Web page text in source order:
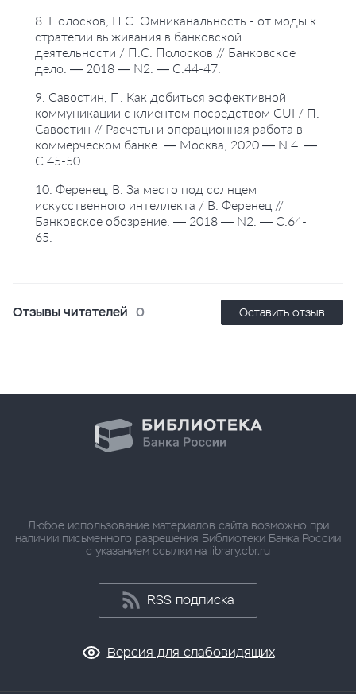
8. Полосков, П.С. Омниканальность - от моды к
стратегии выживания в банковской
деятельности / П.С. Полосков // Банковское
дело. — 2018 — N2. — С.44-47.
9. Савостин, П. Как добиться эффективной
коммуникации с клиентом посредством CUI / П.
Савостин // Расчеты и операционная работа в
коммерческом банке. — Москва, 2020 — N 4. —
С.45-50.
10. Ференец, В. За место под солнцем
искусственного интеллекта / В. Ференец //
Банковское обозрение. — 2018 — N2. — С.64-
65.
Отзывы читателей 0 Оставить отзыв
Любое использование материалов сайта возможно при
наличии письменного разрешения Библиотеки Банка России
с указанием ссылки на library.cbr.ru
RSS подписка
Версия для слабовидящих